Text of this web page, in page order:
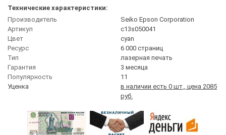
Технические характеристики:
Производитель
Seiko Epson Corporation
Артикул
c13s050041
Цвет
cyan
Ресурс
6 000 страниц
Тип
лазерная печать
Гарантия
3 месяца
Популярность
11
Уценка
в наличии есть 0 шт., цена 2085
руб.